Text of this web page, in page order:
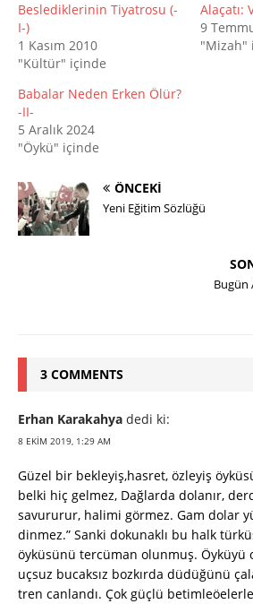
Beslediklerinin Tiyatrosu (-
I-)
1 Kasım 2010
"Kültür" içinde
Alaçatı:
9
"Mizah"
Babalar Neden Erken Ölür?
-II-
5 Aralık 2024
"Öykü" içinde
ÖNCEKI
Yeni Eğitim Sözlüğü
Bugün
3 COMMENTS
Erhan Karakahya dedi ki:
8 EKIM 2019, 1:29 AM
Güzel bir bekleyiş,hasret, özleyiş
belki hiç gelmez, Dağlarda dolanır,
savururur, halimi görmez. Gam dolar
dinmez.” Sanki dokunaklı bu halk
öyküsünü tercüman olunmuş. Öyküyü
uçsuz bucaksız bozkırda düdüğünü
tren canlandı. Çok güçlü